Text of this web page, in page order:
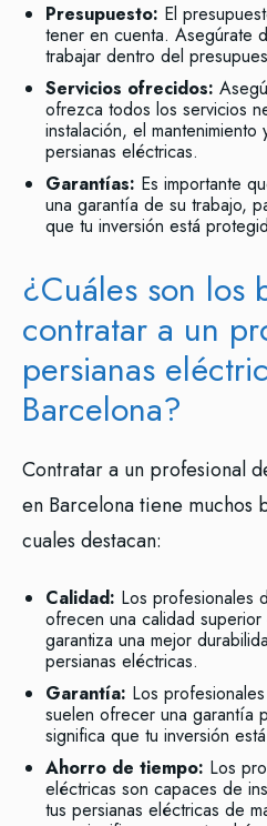
Presupuesto: El
tener en cuenta. Asegúrate
trabajar dentro del
Servicios ofrecidos:
ofrezca todos los servicios
instalación, el
persianas eléctricas.
Garantías: Es importante
una garantía de su trabajo,
que tu inversión está
¿Cuáles son los
contratar a un
persianas
Barcelona?
Contratar a un profesional
en Barcelona tiene muchos
cuales destacan:
Calidad: Los profesionales
ofrecen una calidad
garantiza una mejor
persianas eléctricas.
Garantía: Los
suelen ofrecer una garantía
significa que tu inversión
Ahorro de tiempo: Los
eléctricas son capaces de
tus persianas eléctricas de